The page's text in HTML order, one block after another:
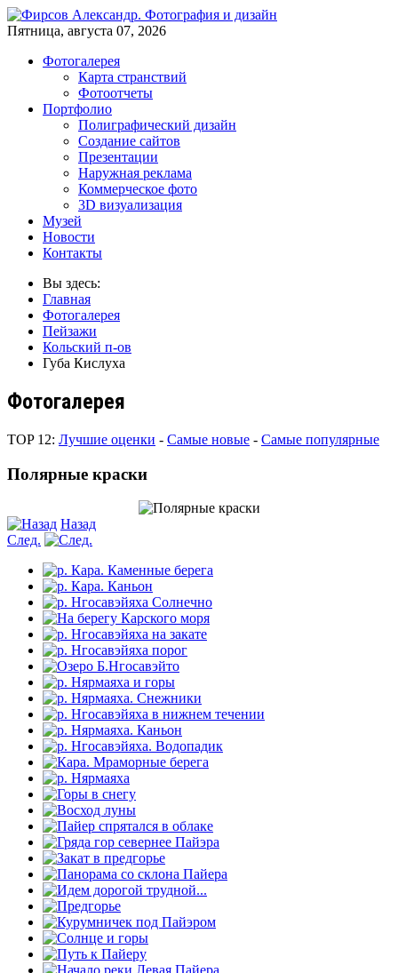
Пятница, августа 07, 2026
Фотогалерея
Карта странствий
Фотоотчеты
Портфолио
Полиграфический дизайн
Создание сайтов
Презентации
Наружная реклама
Коммерческое фото
3D визуализация
Музей
Новости
Контакты
Вы здесь:
Главная
Фотогалерея
Пейзажи
Кольский п-ов
Губа Кислуха
Фотогалерея
TOP 12: Лучшие оценки - Самые новые - Самые популярные
Полярные краски
Назад
След.